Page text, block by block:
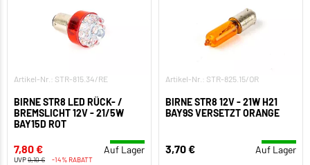
Artikel-Nr.: STR-815.34/RE
BIRNE STR8 LED RÜCK- /
BREMSLICHT 12V - 21/5W
BAY15D ROT
7,80 € Auf Lager
UVP9,10 € -14% RABATT
Artikel-Nr.: STR-825.15/OR
BIRNE STR8 12V - 21W H21
BAY9S VERSETZT ORANGE
3,70 € Auf Lager